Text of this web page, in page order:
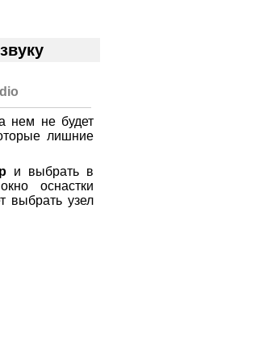
нем не будет
лишние
и выбрать в
оснастки
выбрать узел